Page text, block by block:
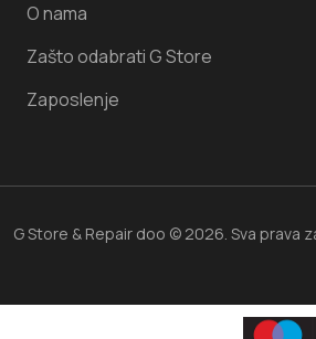
O nama
Zašto odabrati G Store
Zaposlenje
G Store & Repair doo © 2026. Sva prava